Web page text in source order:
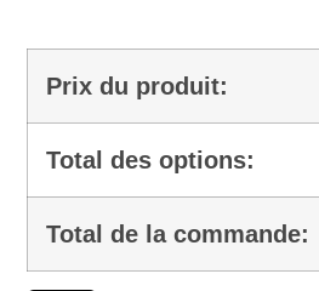
Prix du produit:
Total des options:
Total de la commande: